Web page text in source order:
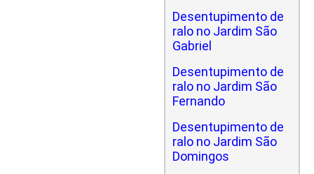
Desentupimento de
ralo no Jardim São
Gabriel
Desentupimento de
ralo no Jardim São
Fernando
Desentupimento de
ralo no Jardim São
Domingos